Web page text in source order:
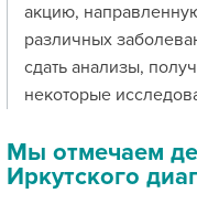
акцию,
различных
сдать анализы,
некоторые
Мы отмечаем
Иркутского